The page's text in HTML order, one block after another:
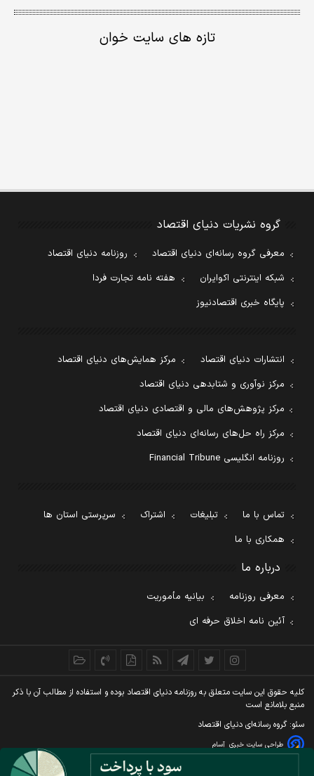
تازه های سایت خوان
گروه نشریات دنیای اقتصاد
معرفی گروه رسانه‌ای دنیای اقتصاد
روزنامه دنیای اقتصاد
شبکه اینترنتی اکوایران
هفته نامه تجارت فردا
پایگاه خبری اقتصادنیوز
انتشارات دنیای اقتصاد
مرکز همایش‌های دنیای اقتصاد
مرکز نوآوری و شتابدهی دنیای اقتصاد
مرکز پژوهش‌های مالی و اقتصادی دنیای اقتصاد
مرکز راه حل‌های رسانه‌ای دنیای اقتصاد
روزنامه انگلیسی Financial Tribune
تماس با ما تبلیغات اشتراک
سرپرستی استان ها
همکاری با ما
درباره ما
معرفی روزنامه
بیانیه مأموریت
آئین نامه اخلاق حرفه ای
کليه حقوق اين سايت متعلق به روزنامه دنيای اقتصاد بوده و استفاده از مطالب آن با ذکر
منبع بلامانع است
سئو: گروه رسانه‌ای دنیای اقتصاد
طراحی سایت خبری آسام